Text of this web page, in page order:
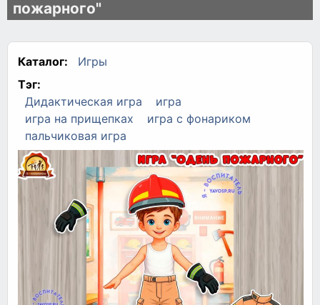
пожарного"
Каталог:
Игры
Тэг:
Дидактическая игра
игра
игра на прищепках
игра с фонариком
пальчиковая игра